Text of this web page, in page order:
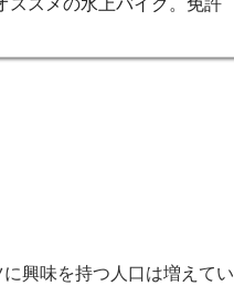
興味を持つ人口は増えてい